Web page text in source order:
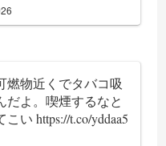
燃物近くでタバコ吸
だよ。喫煙するなと
こいhttps://t.co/yddaa5